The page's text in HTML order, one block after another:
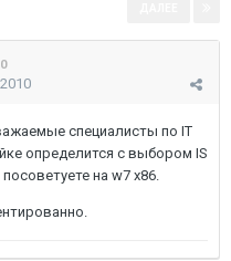
специалисты по IT
определится с выбором IS
на w7 x86.